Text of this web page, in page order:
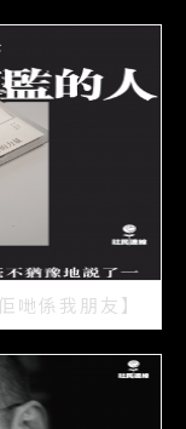
哋係我朋友】